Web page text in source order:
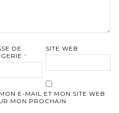
DE
*
SITE WEB
E-MAIL ET MON SITE WEB
MON PROCHAIN